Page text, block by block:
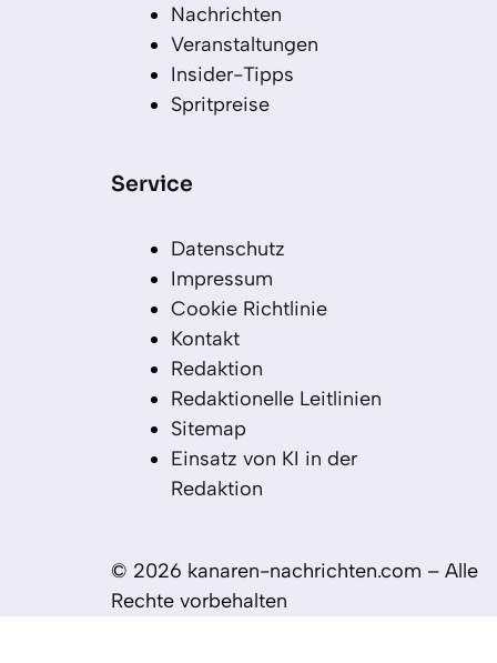
Nachrichten
Veranstaltungen
Insider-Tipps
Spritpreise
Service
Datenschutz
Impressum
Cookie Richtlinie
Kontakt
Redaktion
Redaktionelle Leitlinien
Sitemap
Einsatz von KI in der
Redaktion
© 2026 kanaren-nachrichten.com – Alle
Rechte vorbehalten